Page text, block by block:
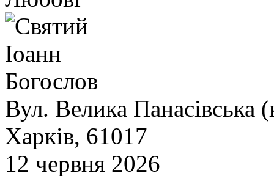
Вул. Велика Панасівська
Харків, 61017
12 червня 2026